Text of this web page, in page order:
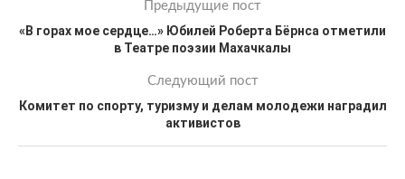
Предыдущие пост
«В горах мое сердце…» Юбилей Роберта Бёрнса отметили
в Театре поэзии Махачкалы
Следующий пост
Комитет по спорту, туризму и делам молодежи наградил
активистов